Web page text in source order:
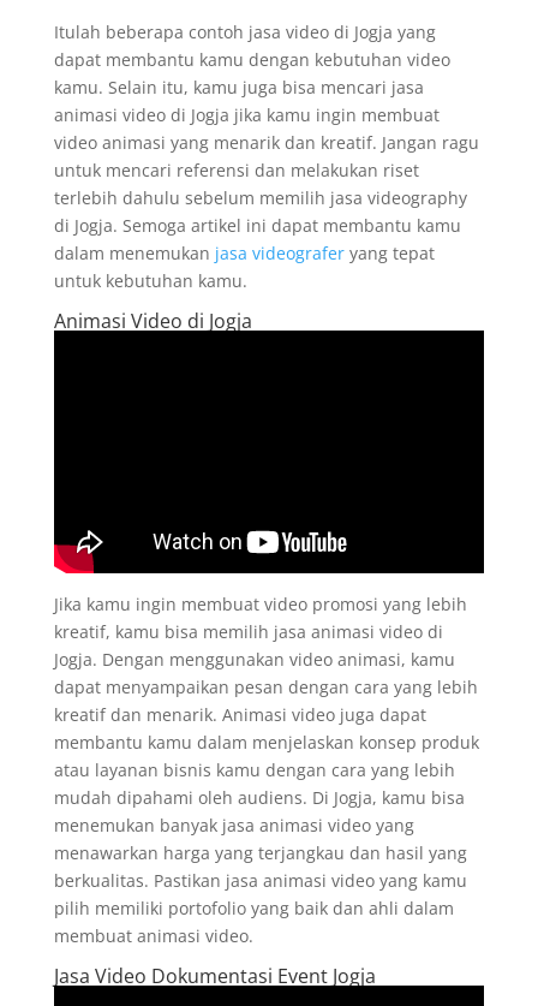
Itulah beberapa contoh jasa video di Jogja yang
dapat membantu kamu dengan kebutuhan video
kamu. Selain itu, kamu juga bisa mencari jasa
animasi video di Jogja jika kamu ingin membuat
video animasi yang menarik dan kreatif. Jangan ragu
untuk mencari referensi dan melakukan riset
terlebih dahulu sebelum memilih jasa videography
di Jogja. Semoga artikel ini dapat membantu kamu
dalam menemukan jasa videograferyang tepat
untuk kebutuhan kamu.
Animasi Video di Jogja
Jika kamu ingin membuat video promosi yang lebih
kreatif, kamu bisa memilih jasa animasi video di
Jogja. Dengan menggunakan video animasi, kamu
dapat menyampaikan pesan dengan cara yang lebih
kreatif dan menarik. Animasi video juga dapat
membantu kamu dalam menjelaskan konsep produk
atau layanan bisnis kamu dengan cara yang lebih
mudah dipahami oleh audiens. Di Jogja, kamu bisa
menemukan banyak jasa animasi video yang
menawarkan harga yang terjangkau dan hasil yang
berkualitas. Pastikan jasa animasi video yang kamu
pilih memiliki portofolio yang baik dan ahli dalam
membuat animasi video.
Jasa Video Dokumentasi Event Jogja